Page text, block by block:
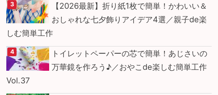
【2026最新】折り紙1枚で簡単！かわいい＆
おしゃれな七夕飾りアイデア4選／親子de楽
しむ簡単工作
トイレットペーパーの芯で簡単！あじさいの
万華鏡を作ろう♪／おやこde楽しむ簡単工作
Vol.37